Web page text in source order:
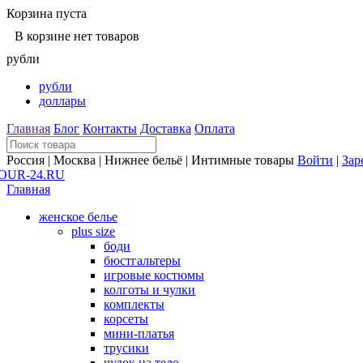
Корзина пуста
В корзине нет товаров
рубли
рубли
доллары
Главная Блог Контакты Доставка Оплата
Россия | Москва | Нижнее бельё | Интимные товары Войти |
Главная
женское белье
plus size
боди
бюстгальтеры
игровые костюмы
колготы и чулки
комплекты
корсеты
мини-платья
трусики